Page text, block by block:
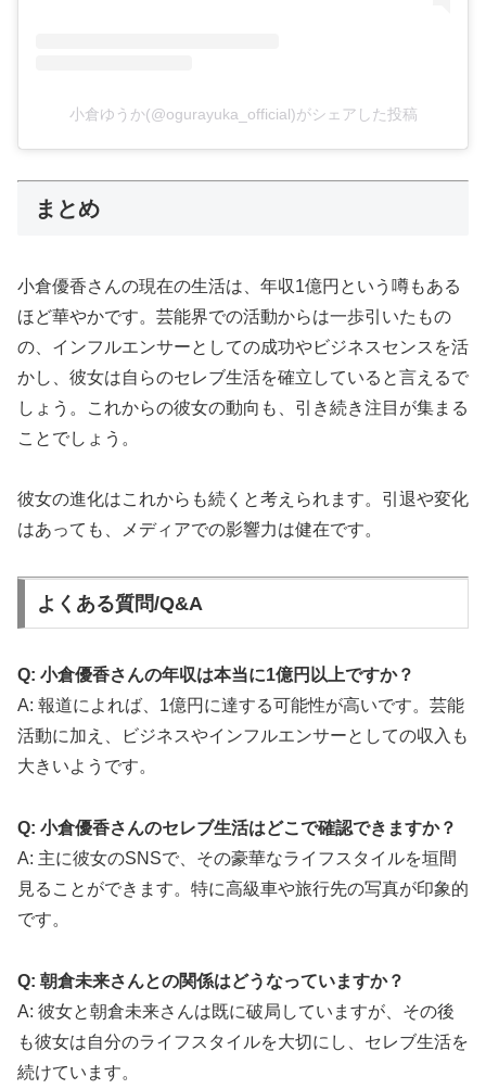
小倉ゆうか(@ogurayuka_official)がシェアした投稿
まとめ
小倉優香さんの現在の生活は、年収1億円という噂もある
ほど華やかです。芸能界での活動からは一歩引いたもの
の、インフルエンサーとしての成功やビジネスセンスを活
かし、彼女は自らのセレブ生活を確立していると言えるで
しょう。これからの彼女の動向も、引き続き注目が集まる
ことでしょう。
彼女の進化はこれからも続くと考えられます。引退や変化
はあっても、メディアでの影響力は健在です。
よくある質問/Q&A
Q: 小倉優香さんの年収は本当に1億円以上ですか？
A: 報道によれば、1億円に達する可能性が高いです。芸能
活動に加え、ビジネスやインフルエンサーとしての収入も
大きいようです。
Q: 小倉優香さんのセレブ生活はどこで確認できますか？
A: 主に彼女のSNSで、その豪華なライフスタイルを垣間
見ることができます。特に高級車や旅行先の写真が印象的
です。
Q: 朝倉未来さんとの関係はどうなっていますか？
A: 彼女と朝倉未来さんは既に破局していますが、その後
も彼女は自分のライフスタイルを大切にし、セレブ生活を
続けています。